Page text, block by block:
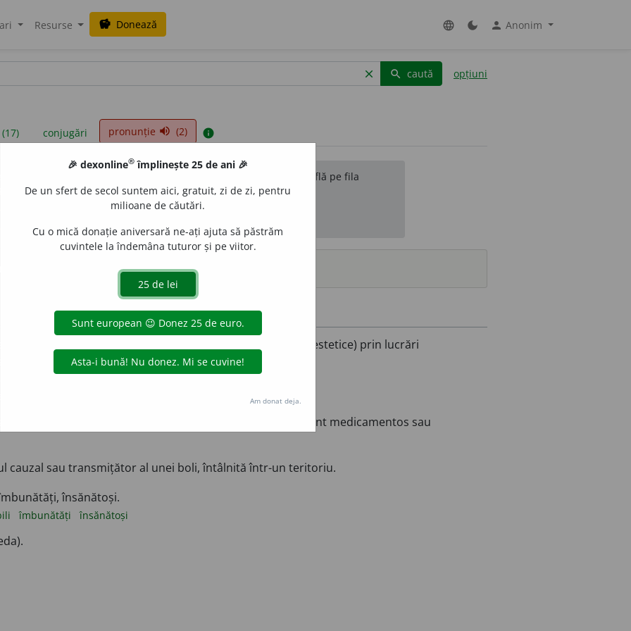
Resurse savings Donează language dark_mode person Anonim
clear search caută opțiuni
conjugări pronunție volume_up (2) info
sunt compilate de echipa dexonline. Definițiile originale se află pe fila
reordona filele pe pagina depreferințe.
surse
o regiune (cu scopuri economice, de salubritate sau estetice) prin lucrări
întinse.
apă stătătoare).
de infecție (dentar, amigdalian, apendicular) prin tratament medicamentos sau
cauzal sau transmițător al unei boli, întâlnită într-un teritoriu.
însănătoși.
îmbunătăți însănătoși
🎉 dexonline® împlinește 25 de ani 🎉
De un sfert de secol suntem aici, gratuit, zi de zi, pentru
milioane de căutări.
Cu o mică donație aniversară ne-ați ajuta să păstrăm
cuvintele la îndemâna tuturor și pe viitor.
Am donat deja.